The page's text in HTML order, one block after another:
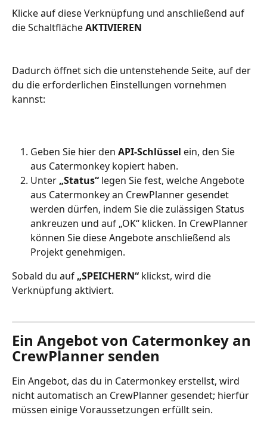
Klicke auf diese Verknüpfung und anschließend auf
die Schaltfläche AKTIVIEREN
Dadurch öffnet sich die untenstehende Seite, auf der
du die erforderlichen Einstellungen vornehmen
kannst:
Geben Sie hier den API-Schlüssel ein, den Sie
aus Catermonkey kopiert haben.
Unter „Status“ legen Sie fest, welche Angebote
aus Catermonkey an CrewPlanner gesendet
werden dürfen, indem Sie die zulässigen Status
ankreuzen und auf „OK“ klicken. In CrewPlanner
können Sie diese Angebote anschließend als
Projekt genehmigen.
Sobald du auf „SPEICHERN“ klickst, wird die
Verknüpfung aktiviert.
Ein Angebot von Catermonkey an
CrewPlanner senden
Ein Angebot, das du in Catermonkey erstellst, wird
nicht automatisch an CrewPlanner gesendet; hierfür
müssen einige Voraussetzungen erfüllt sein.